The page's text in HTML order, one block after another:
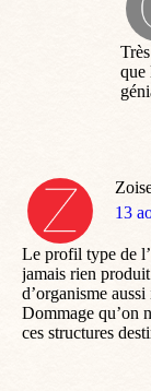
que
dit
13
Le profil type de
jamais rien
d’organisme
Dommage qu’on
ces structures